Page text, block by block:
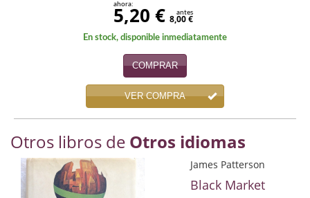
Ensayo literario
Filosofía
Física y Química
ahora:
5,20 € antes
8,00 €
En stock, disponible inmediatamente
COMPRAR
VER COMPRA
Otros libros de Otros idiomas
James Patterson
Black Market